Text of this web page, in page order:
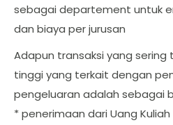
sebagai departement untuk
dan biaya per jurusan
Adapun transaksi yang
tinggi yang terkait dengan
pengeluaran adalah sebagai
* penerimaan dari Uang